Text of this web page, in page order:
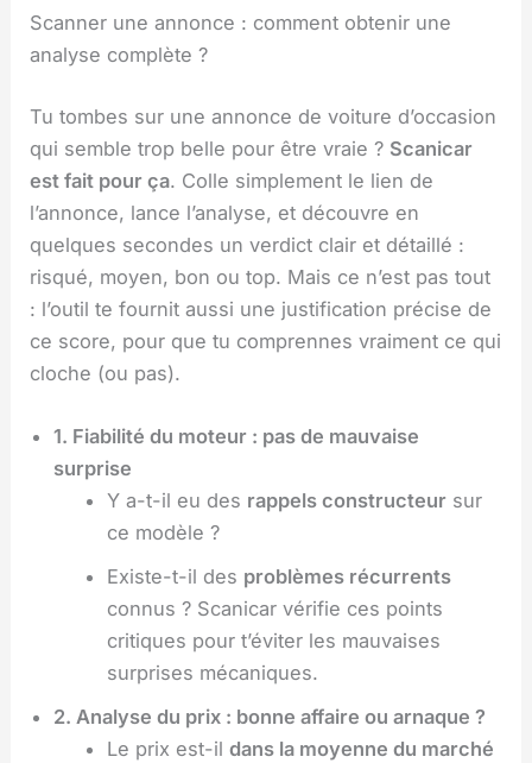
Scanner une annonce : comment obtenir une
analyse complète ?
Tu tombes sur une annonce de voiture d’occasion
qui semble trop belle pour être vraie ? Scanicar
est fait pour ça. Colle simplement le lien de
l’annonce, lance l’analyse, et découvre en
quelques secondes un verdict clair et détaillé :
risqué, moyen, bon ou top. Mais ce n’est pas tout
: l’outil te fournit aussi une justification précise de
ce score, pour que tu comprennes vraiment ce qui
cloche (ou pas).
1. Fiabilité du moteur : pas de mauvaise
surprise
Y a-t-il eu des rappels constructeursur
ce modèle ?
Existe-t-il des problèmes récurrents
connus ? Scanicar vérifie ces points
critiques pour t’éviter les mauvaises
surprises mécaniques.
2. Analyse du prix : bonne affaire ou arnaque ?
Le prix est-il dans la moyenne du marché